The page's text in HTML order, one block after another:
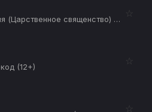
Загадки Евангелия (Царственное священство) (12+)
☆
(12+)
☆
☆